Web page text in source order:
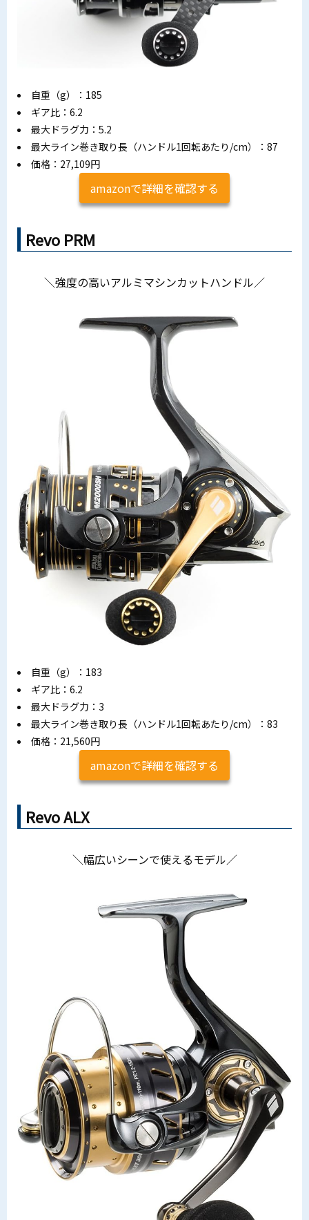
自重（g）：185
ギア比：6.2
最大ドラグ力：5.2
最大ライン巻き取り長（ハンドル1回転あたり/cm）：87
価格：27,109円
amazonで詳細を確認する
Revo PRM
＼強度の高いアルミマシンカットハンドル／
自重（g）：183
ギア比：6.2
最大ドラグ力：3
最大ライン巻き取り長（ハンドル1回転あたり/cm）：83
価格：21,560円
amazonで詳細を確認する
Revo ALX
＼幅広いシーンで使えるモデル／